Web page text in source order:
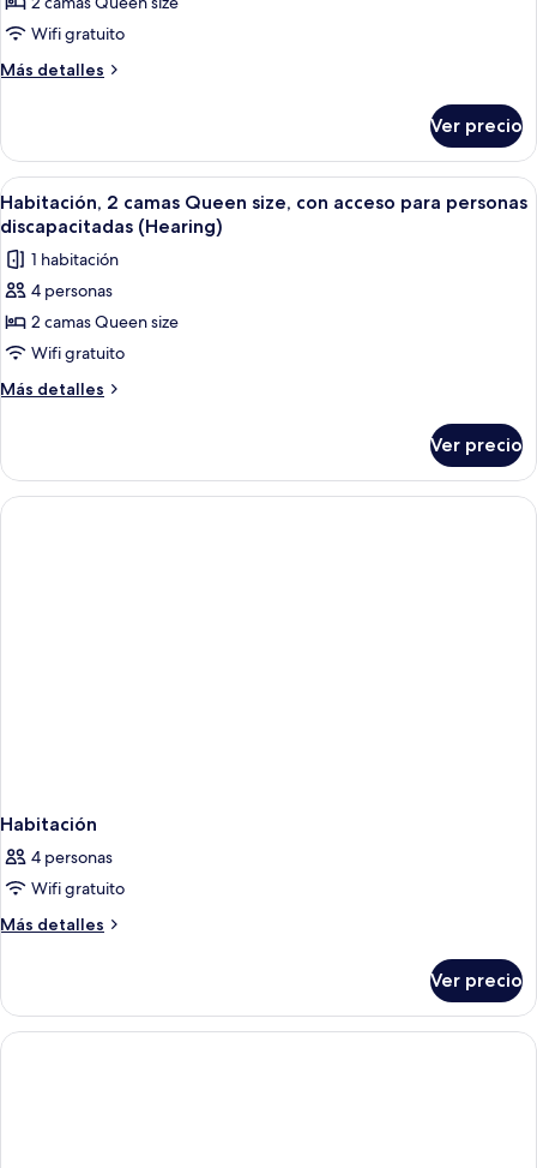
discapacitadas,
tina
Habitación,
2
camas
con
acceso
para
personas
discapacitadas
(Roll-
In
Shower)
Wifi gratuito
Más detalles
Más
2
camas
Queen
size,
acceso
para
personas
discapacitadas
(Roll-
Shower)
Ver precio
Abrir
todas
las
fotos
de
Habitación,
2
camas
con
acceso
para
Una habitación de hotel moderna
5
Habitación, 2 camas Queen size, con acceso para personas
discapacitadas (Hearing)
1 habitación
4 personas
2 camas Queen size
Wifi gratuito
Más detalles
Más
2
camas
Queen
Ver precio
Habitación
4 personas
Wifi gratuito
Más detalles
Más
Ver precio